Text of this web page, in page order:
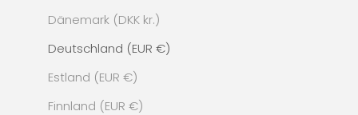
Dänemark (DKK kr.)
Deutschland (EUR €)
Estland (EUR €)
Finnland (EUR €)